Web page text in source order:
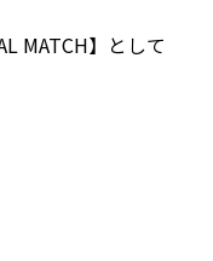
MATCH】として